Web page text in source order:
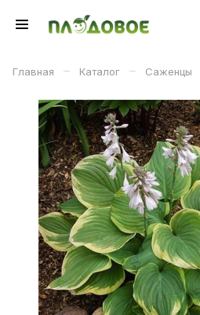
Главная – Каталог – Саженцы